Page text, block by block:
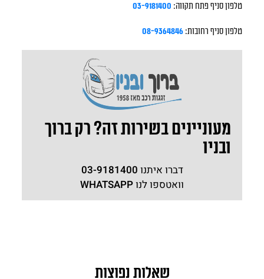
טלפון סניף פתח תקווה: 03-9181400
טלפון סניף רחובות:08-9364846
מעוניינים בשירות זה? רק ברוך
ובניו
דברו איתנו 03-9181400
וואטספו לנוWHATSAPP
שאלות נפוצות